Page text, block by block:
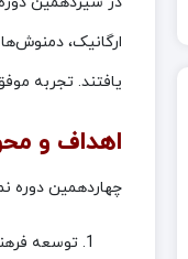
ارگانیک،
یافتند. تجربه موفق
اهداف و
چهاردهمین دوره
توسعه